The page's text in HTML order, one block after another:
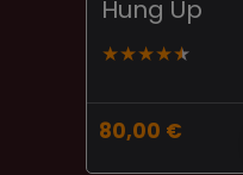
Hung Up
★★★★★
80,00 €